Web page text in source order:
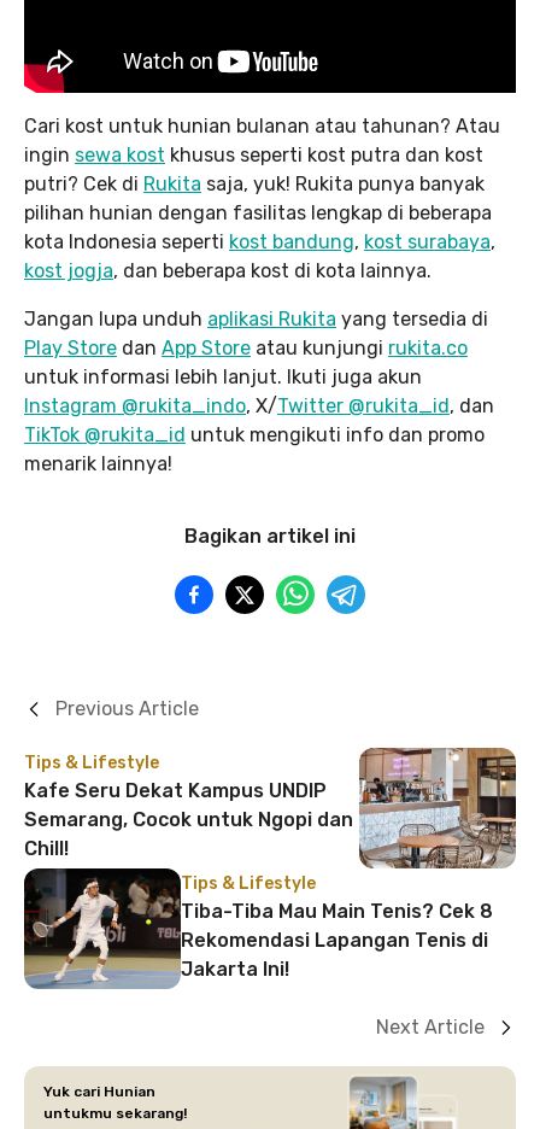
Cari kost untuk hunian bulanan atau tahunan? Atau
ingin sewa kost khusus seperti kost putra dan kost
putri? Cek di Rukita saja, yuk! Rukita punya banyak
pilihan hunian dengan fasilitas lengkap di beberapa
kota Indonesia seperti kost bandung, kost surabaya,
kost jogja, dan beberapa kost di kota lainnya.
Jangan lupa unduh aplikasi Rukita yang tersedia di
Play Store dan App Store atau kunjungi rukita.co
untuk informasi lebih lanjut. Ikuti juga akun
Instagram @rukita_indo, X/Twitter @rukita_id , dan
TikTok @rukita_id untuk mengikuti info dan promo
menarik lainnya!
Bagikan artikel ini
Tips & Lifestyle
Kafe Seru Dekat Kampus UNDIP
Semarang, Cocok untuk Ngopi dan
Chill!
Previous Article
Tips & Lifestyle
Tiba-Tiba Mau Main Tenis? Cek 8
Rekomendasi Lapangan Tenis di
Jakarta Ini!
Next Article
Yuk cari Hunian
untukmu sekarang!